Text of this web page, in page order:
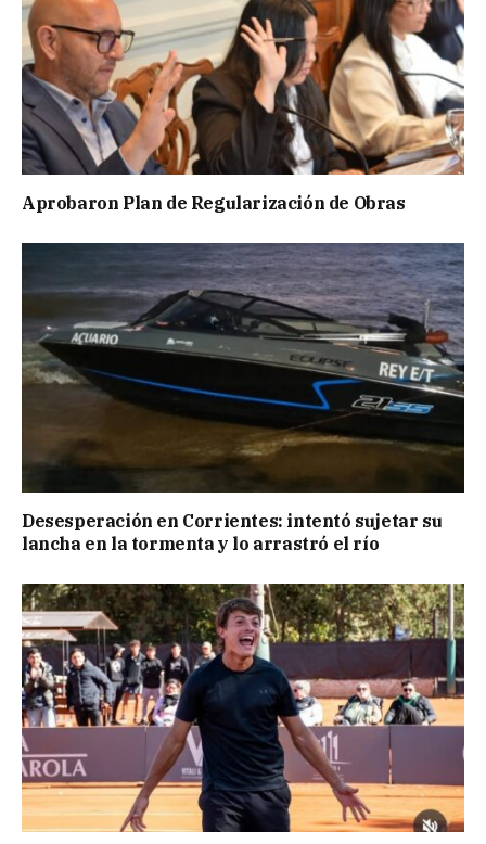
Aprobaron Plan de Regularización de Obras
Desesperación en Corrientes: intentó sujetar su
lancha en la tormenta y lo arrastró el río